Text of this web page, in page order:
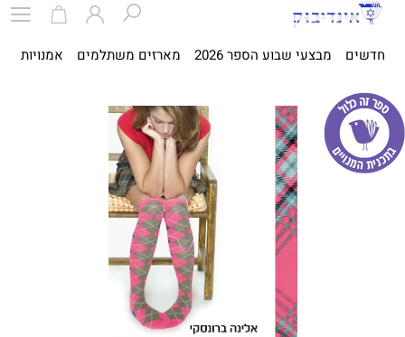
חדשים מבצעי שבוע הספר 2026 מארזים משתלמים אמנויות